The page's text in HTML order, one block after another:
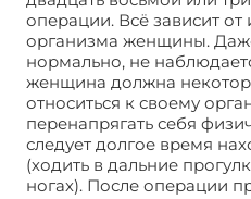
операции. Всё зависит
организма женщины.
нормально, не
женщина должна
относиться к своему
перенапрягать себя
следует долгое время
(ходить в дальние
ногах). После операции